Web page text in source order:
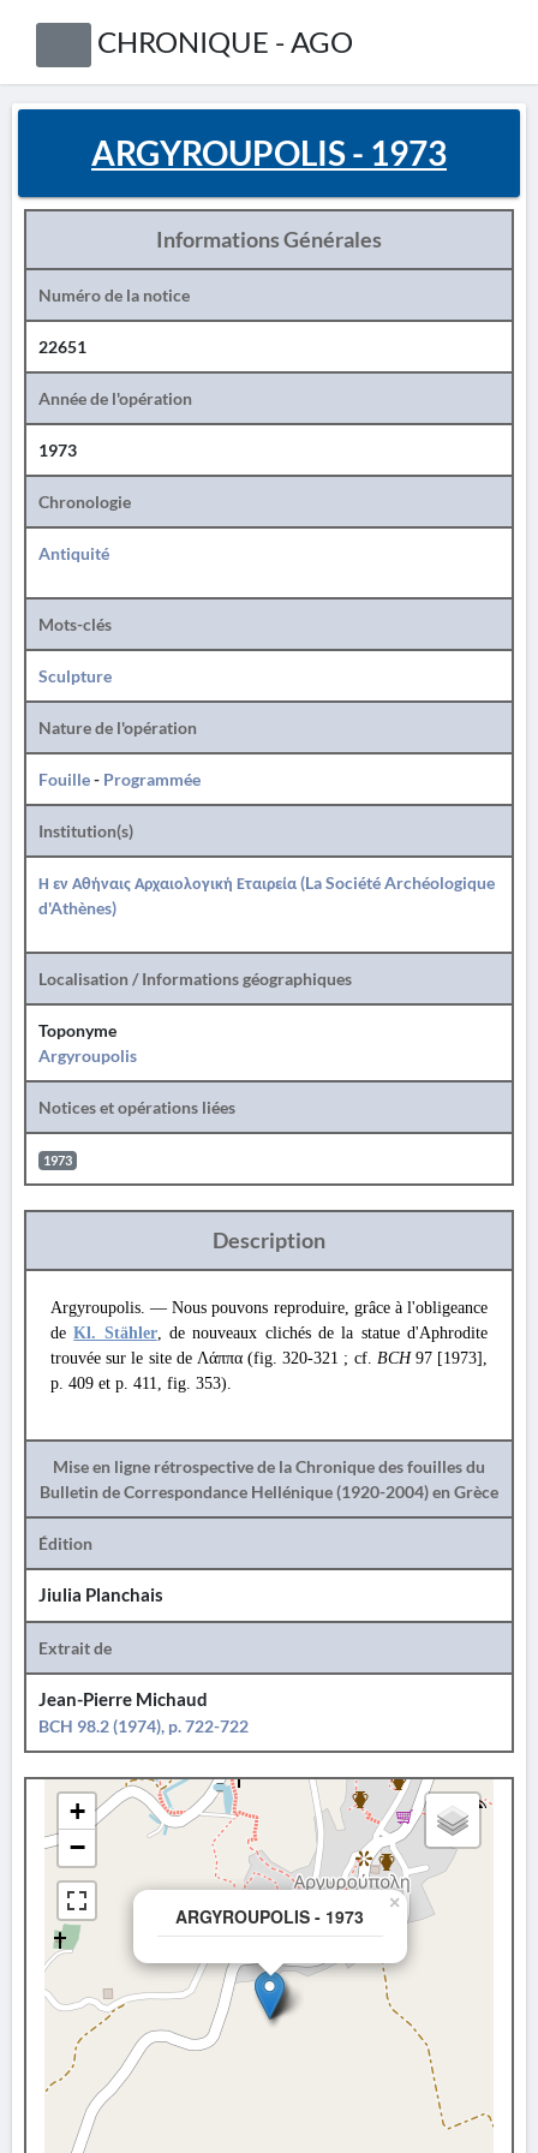
CHRONIQUE - AGO
ARGYROUPOLIS - 1973
Informations Générales
Numéro de la notice
22651
Année de l'opération
1973
Chronologie
Antiquité
Mots-clés
Sculpture
Nature de l'opération
Fouille- Programmée
Institution(s)
Η εν Αθήναις Αρχαιολογική Εταιρεία (La Société Archéologique
d'Athènes)
Localisation / Informations géographiques
Toponyme
Argyroupolis
Notices et opérations liées
1973
Description
Argyroupolis. — Nous pouvons reproduire, grâce à l'obligeance
deKl. Stähler, de nouveaux clichés de la statue d'Aphrodite
trouvée sur le site de Λάππα (fig. 320-321 ; cf. BCH97 [1973],
p. 409 et p. 411, fig. 353).
Mise en ligne rétrospective de la Chronique des fouilles du
Bulletin de Correspondance Hellénique (1920-2004) en Grèce
Édition
Jiulia Planchais
Extrait de
Jean-Pierre Michaud
BCH 98.2 (1974), p. 722-722
ARGYROUPOLIS - 1973
×
+
−